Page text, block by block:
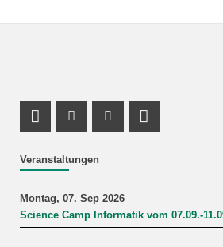
Veranstaltungen
Montag, 07. Sep 2026
Science Camp Informatik vom 07.09.-
Profil Mastodon
Instagram Profil
Youtube Profil
LinkedIn